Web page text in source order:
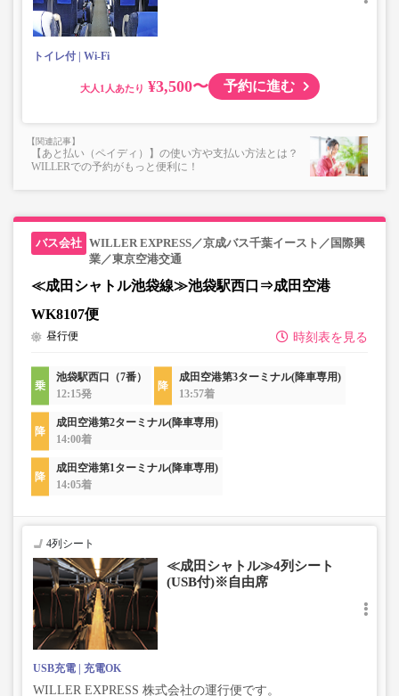
トイレ付 Wi-Fi
大人 ¥3,500〜 予約に進む
【あと払い（ペイディ）】の使い方や支払い方法とは？
WILLERでの予約がもっと便利に！
WILLER EXPRESS／京成バス千葉イースト／国際興
業／東京空港交通
≪成田シャトル池袋線≫池袋駅西口⇒成田空港
WK8107便
時刻表を見る
昼行便
池袋駅西口（7番）
12:15発
成田空港第3ターミナル(降車専用)
13:57着
成田空港第2ターミナル(降車専用)
14:00着
成田空港第1ターミナル(降車専用)
14:05着
4列シート
≪成田シャトル≫4列シート
(USB付)※自由席
USB充電 充電OK
WILLER EXPRESS 株式会社の運行便です。